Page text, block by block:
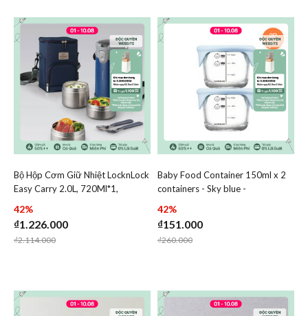
Add Bộ Hộp Cơm Giữ Nhiệt LocknLock Easy Carry
Add Bộ Hộp Cơm Giữ Nhiệt LocknLock
Bộ Hộp Cơm Giữ Nhiệt LocknLock
Easy Carry 2.0L, 720Ml*1,
Đựng*1 - 2 Màu (Xanh, Trắng) -
LHC8039
42%
₫1.226.000
Price reduced from
₫2.114.000to
Add Baby Food
Baby Food Container 150ml x 2
containers - Sky blue -
42%
₫151.000
Price reduced from
₫260.000to